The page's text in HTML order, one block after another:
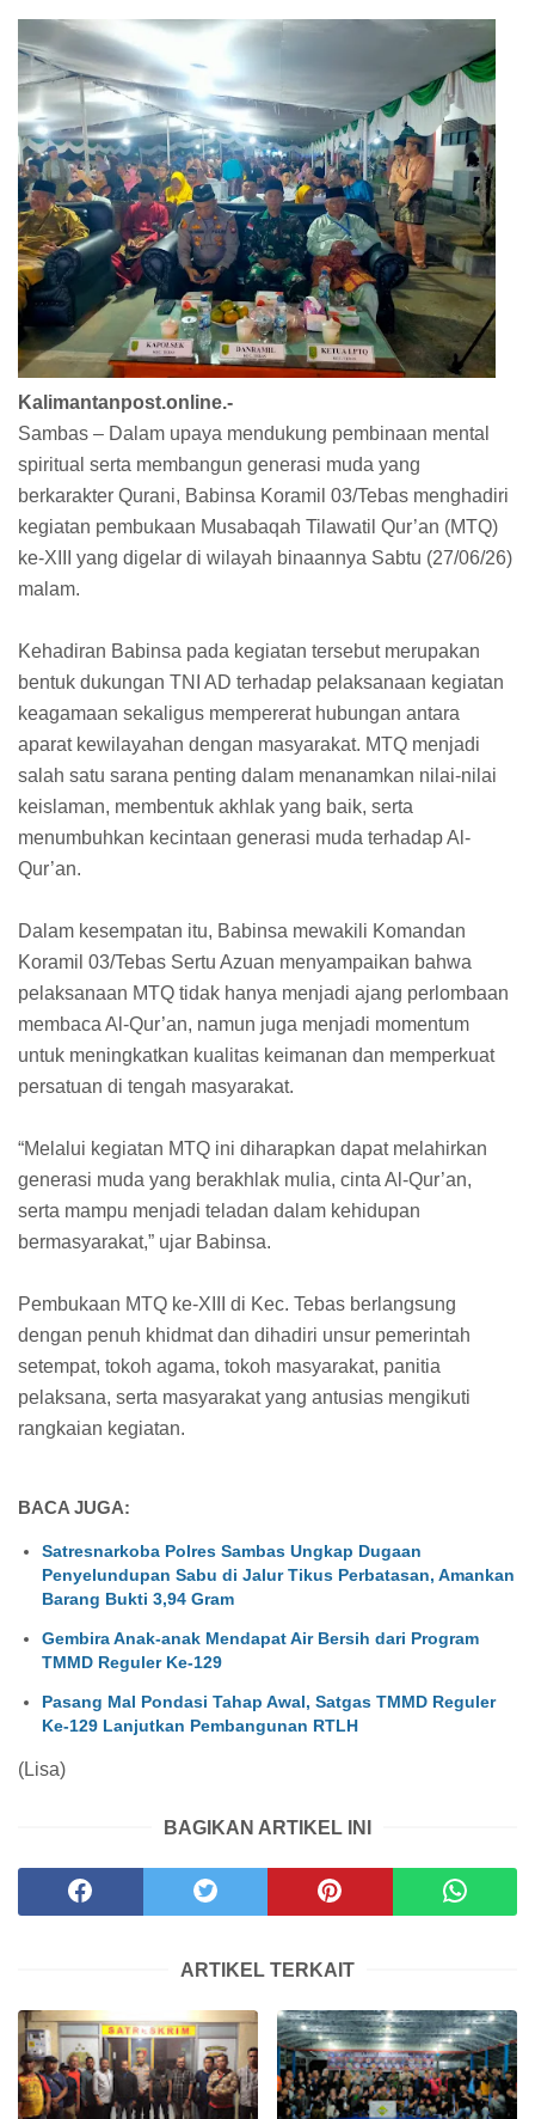
Kalimantanpost.online.-
Sambas – Dalam upaya mendukung pembinaan mental
spiritual serta membangun generasi muda yang
berkarakter Qurani, Babinsa Koramil 03/Tebas menghadiri
kegiatan pembukaan Musabaqah Tilawatil Qur’an (MTQ)
ke-XIII yang digelar di wilayah binaannya Sabtu (27/06/26)
malam.
Kehadiran Babinsa pada kegiatan tersebut merupakan
bentuk dukungan TNI AD terhadap pelaksanaan kegiatan
keagamaan sekaligus mempererat hubungan antara
aparat kewilayahan dengan masyarakat. MTQ menjadi
salah satu sarana penting dalam menanamkan nilai-nilai
keislaman, membentuk akhlak yang baik, serta
menumbuhkan kecintaan generasi muda terhadap Al-
Qur’an.
Dalam kesempatan itu, Babinsa mewakili Komandan
Koramil 03/Tebas Sertu Azuan menyampaikan bahwa
pelaksanaan MTQ tidak hanya menjadi ajang perlombaan
membaca Al-Qur’an, namun juga menjadi momentum
untuk meningkatkan kualitas keimanan dan memperkuat
persatuan di tengah masyarakat.
“Melalui kegiatan MTQ ini diharapkan dapat melahirkan
generasi muda yang berakhlak mulia, cinta Al-Qur’an,
serta mampu menjadi teladan dalam kehidupan
bermasyarakat,” ujar Babinsa.
Pembukaan MTQ ke-XIII di Kec. Tebas berlangsung
dengan penuh khidmat dan dihadiri unsur pemerintah
setempat, tokoh agama, tokoh masyarakat, panitia
pelaksana, serta masyarakat yang antusias mengikuti
rangkaian kegiatan.
BACA JUGA:
Satresnarkoba Polres Sambas Ungkap Dugaan
Penyelundupan Sabu di Jalur Tikus Perbatasan, Amankan
Barang Bukti 3,94 Gram
Gembira Anak-anak Mendapat Air Bersih dari Program
TMMD Reguler Ke-129
Pasang Mal Pondasi Tahap Awal, Satgas TMMD Reguler
Ke-129 Lanjutkan Pembangunan RTLH
(Lisa)
BAGIKAN ARTIKEL INI
ARTIKEL TERKAIT